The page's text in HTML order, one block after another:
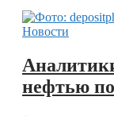
Новости
нефтью